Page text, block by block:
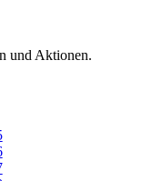
und Aktionen.